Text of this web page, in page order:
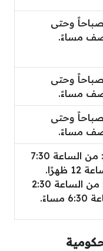
وحتى
مساءً.
وحتى
مساءً.
وحتى
مساءً.
: من الساعة 7:30
: من الساعة 2:30